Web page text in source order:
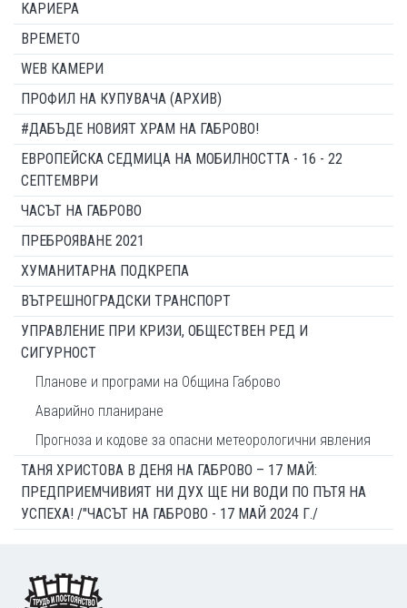
КАРИЕРА
ВРЕМЕТО
WEB КАМЕРИ
ПРОФИЛ НА КУПУВАЧА (АРХИВ)
#ДАБЪДЕ НОВИЯТ ХРАМ НА ГАБРОВО!
ЕВРОПЕЙСКА СЕДМИЦА НА МОБИЛНОСТТА - 16 - 22
СЕПТЕМВРИ
ЧАСЪТ НА ГАБРОВО
ПРЕБРОЯВАНЕ 2021
ХУМАНИТАРНА ПОДКРЕПА
ВЪТРЕШНОГРАДСКИ ТРАНСПОРТ
УПРАВЛЕНИЕ ПРИ КРИЗИ, ОБЩЕСТВЕН РЕД И
СИГУРНОСТ
Планове и програми на Община Габрово
Аварийно планиране
Прогноза и кодове за опасни метеорологични явления
ТАНЯ ХРИСТОВА В ДЕНЯ НА ГАБРОВО – 17 МАЙ:
ПРЕДПРИЕМЧИВИЯТ НИ ДУХ ЩЕ НИ ВОДИ ПО ПЪТЯ НА
УСПЕХА! /"ЧАСЪТ НА ГАБРОВО - 17 МАЙ 2024 Г./
Footer